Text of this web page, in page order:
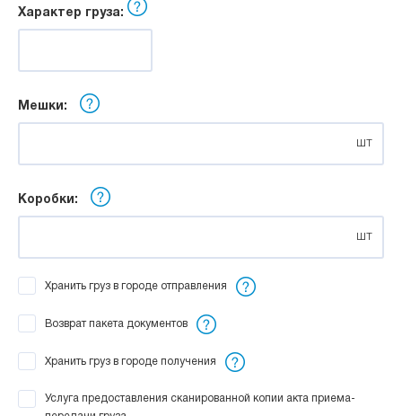
Характер груза:
Мешки:
шт
Коробки:
шт
Хранить груз в городе отправления
Возврат пакета документов
Хранить груз в городе получения
Услуга предоставления сканированной копии акта приема-